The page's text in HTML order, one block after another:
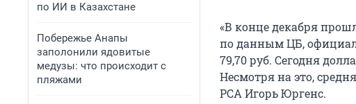
по ИИ в Казахстане
Побережье Анапы
заполонили ядовитые
медузы: что происходит с
пляжами
«В конце декабря
по данным ЦБ,
79,70 руб. Сегодня
Несмотря на это,
РСА Игорь Юргенс.